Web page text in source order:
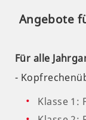
Angebote
Für alle
-
Klasse 1: